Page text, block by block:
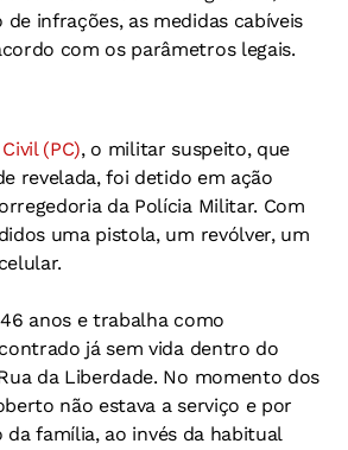
infrações, as medidas cabíveis
com os parâmetros legais.
(PC), o militar suspeito, que
revelada, foi detido em ação
da Polícia Militar. Com
uma pistola, um revólver, um
anos e trabalha como
já sem vida dentro do
da Liberdade. No momento dos
não estava a serviço e por
da família, ao invés da habitual